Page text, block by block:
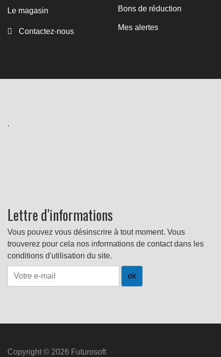
Le magasin
Contactez-nous
Bons de réduction
Mes alertes
.
Lettre d'informations
Vous pouvez vous désinscrire à tout moment. Vous
trouverez pour cela nos informations de contact dans les
conditions d'utilisation du site.
Copyright © 2026 Futurosoft